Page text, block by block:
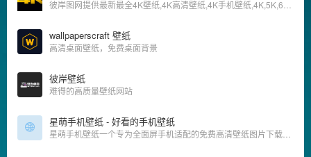
wallpaperscraft 壁纸
高清桌面壁纸，免费桌面背景
彼岸壁纸
难得的高质量壁纸网站
星萌手机壁纸 - 好看的手机壁纸